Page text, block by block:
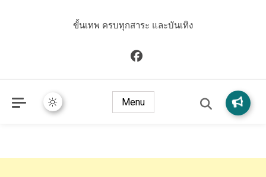
ขั้นเทพ ครบทุกสาระ และบันเทิง
Menu